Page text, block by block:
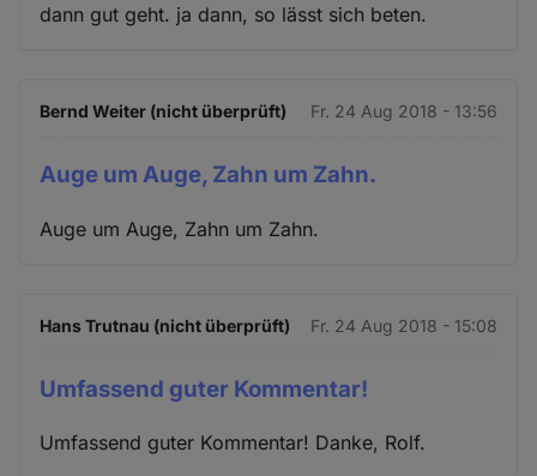
dann gut geht. ja dann, so lässt sich beten.
Bernd Weiter (nicht überprüft) Fr. 24 Aug 2018 - 13:56
Auge um Auge, Zahn um Zahn.
Auge um Auge, Zahn um Zahn.
Hans Trutnau (nicht überprüft) Fr. 24 Aug 2018 - 15:08
Umfassend guter Kommentar!
Umfassend guter Kommentar! Danke, Rolf.